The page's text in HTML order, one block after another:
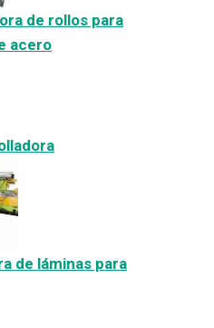
de rollos para
acero
de láminas para